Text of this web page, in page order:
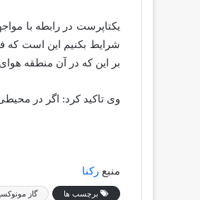
یکتاپرست در رابطه با
شرایط بکنیم این است که
بر این که در آن منطقه
وی تاکید کرد: اگر در
منبع رکنا
برچسب ها گاز